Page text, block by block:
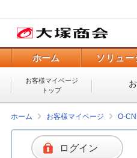
ホーム ソリュ
お客様マイページ
トップ
ホーム お客様マイページ O-
ログイン